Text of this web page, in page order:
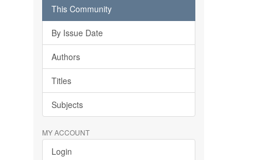
This Community
By Issue Date
Authors
Titles
Subjects
MY ACCOUNT
Login